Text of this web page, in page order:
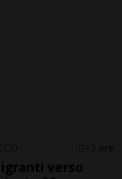
13 ore
verso